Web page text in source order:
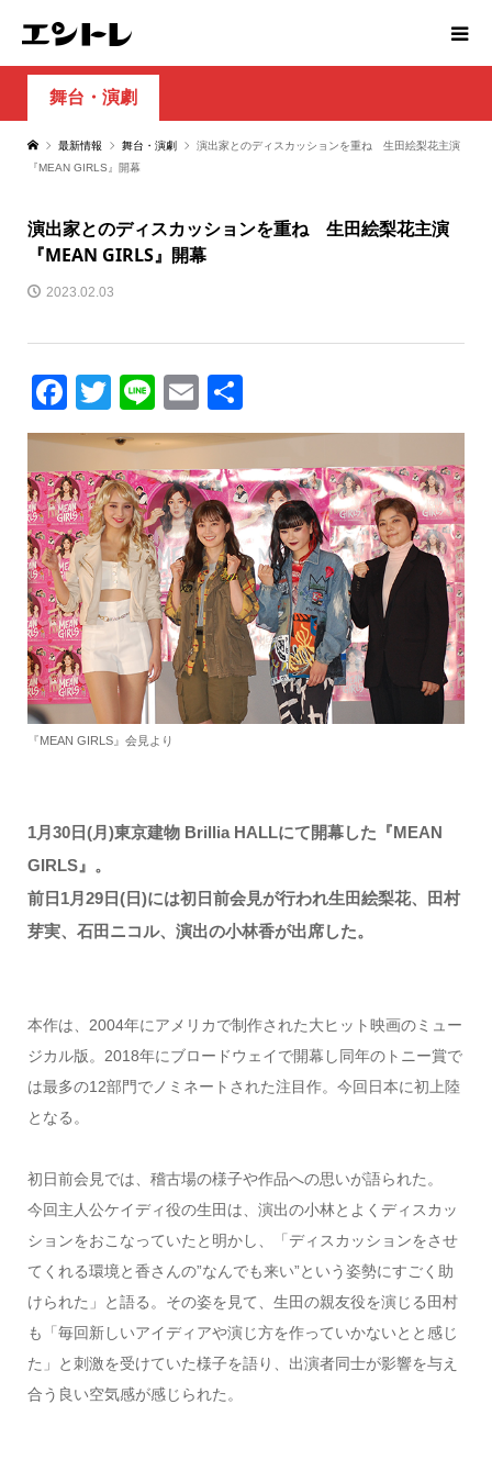
舞台・演劇
最新情報 舞台・演劇
演出家とのディスカッションを重ね 生田絵梨花主演
『MEAN GIRLS』開幕
演出家とのディスカッションを重ね 生田絵梨花主演
『MEAN GIRLS』開幕
2023.02.03
Facebook
Twitter
LineEmail
有
『MEAN GIRLS』会見より
1月30日(月)東京建物 Brillia HALLにて開幕した『MEAN
GIRLS』。
前日1月29日(日)には初日前会見が行われ生田絵梨花、田村
芽実、石田ニコル、演出の小林香が出席した。
本作は、2004年にアメリカで制作された大ヒット映画のミュー
ジカル版。2018年にブロードウェイで開幕し同年のトニー賞で
は最多の12部門でノミネートされた注目作。今回日本に初上陸
となる。
初日前会見では、稽古場の様子や作品への思いが語られた。
今回主人公ケイディ役の生田は、演出の小林とよくディスカッ
ションをおこなっていたと明かし、「ディスカッションをさせ
てくれる環境と香さんの”なんでも来い”という姿勢にすごく助
けられた」と語る。その姿を見て、生田の親友役を演じる田村
も「毎回新しいアイディアや演じ方を作っていかないとと感じ
た」と刺激を受けていた様子を語り、出演者同士が影響を与え
合う良い空気感が感じられた。